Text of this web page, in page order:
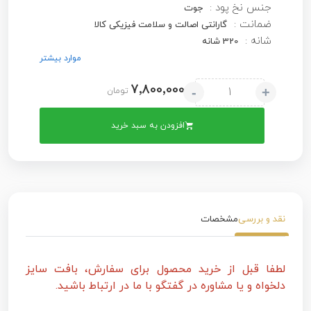
جنس نخ پود : جوت
ضمانت : گارانتی اصالت و سلامت فیزیکی کالا
شانه : 320 شانه
موارد بیشتر
+
- 7٬800٬000 تومان
افزودن به سبد خرید
نقد و بررسیمشخصات
لطفا قبل از خرید محصول برای سفارش، بافت سایز
دلخواه و یا مشاوره در گفتگو با ما در ارتباط باشید.